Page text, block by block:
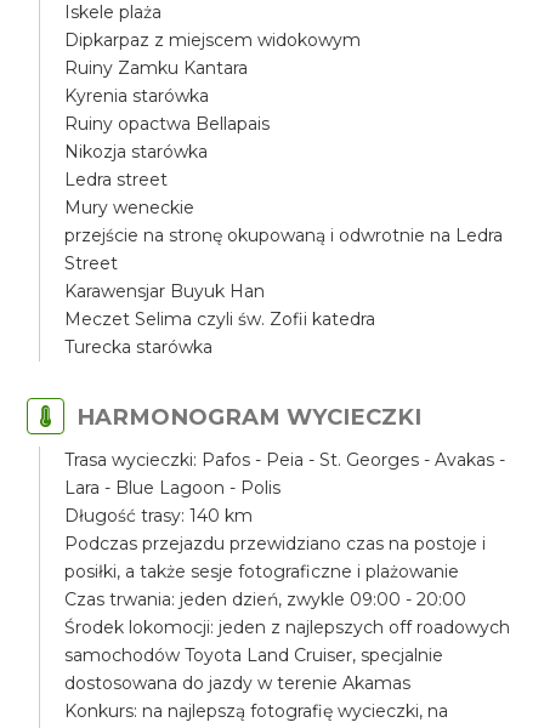
Iskele plaża
Dipkarpaz z miejscem widokowym
Ruiny Zamku Kantara
Kyrenia starówka
Ruiny opactwa Bellapais
Nikozja starówka
Ledra street
Mury weneckie
przejście na stronę okupowaną i odwrotnie na Ledra
Street
Karawensjar Buyuk Han
Meczet Selima czyli św. Zofii katedra
Turecka starówka
HARMONOGRAM WYCIECZKI
Trasa wycieczki: Pafos - Peia - St. Georges - Avakas -
Lara - Blue Lagoon - Polis
Długość trasy: 140 km
Podczas przejazdu przewidziano czas na postoje i
posiłki, a także sesje fotograficzne i plażowanie
Czas trwania: jeden dzień, zwykle 09:00 - 20:00
Środek lokomocji: jeden z najlepszych off roadowych
samochodów Toyota Land Cruiser, specjalnie
dostosowana do jazdy w terenie Akamas
Konkurs: na najlepszą fotografię wycieczki, na